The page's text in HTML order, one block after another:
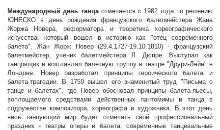
Международный день танцаотмечается с 1982 года по решению
ЮНЕСКО в день рождения французского балетмейстера Жана
Жоржа Новера, реформатора и теоретика хореографического
искусства, который вошел в историю как "отец современного
балета". Жан Жорж Новер (29.4.1727-19.10.1810) - французский
балетмейстер, ученик балетмейстера Л. Дюпре. Выступал как
танцовщик и возглавлял балетную труппу в театре "Друри-Лейн" в
Лондоне. Новер разработал принципы героического балета и
балета-трагедии. В 1759 вышел его знаменитый труд "Письма о
танце и балетах", где Новер обосновал принципы балета-пьесы,
воплощаемого средствами действенных пантомимы и танца в
содружестве композитора, хореографа и художника. В этот день
весь танцующий мир будет отмечать свой профессиональный
праздник - театры оперы и балета, современные танцевальные